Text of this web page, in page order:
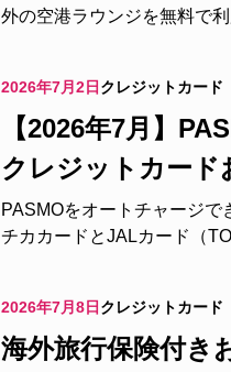
外の空港ラウンジを無料で
2026年7月2日クレジットカード
【2026年7月】
クレジットカード
PASMOをオートチャージ
チカカードとJALカード（
2026年7月8日クレジットカード
海外旅行保険付き